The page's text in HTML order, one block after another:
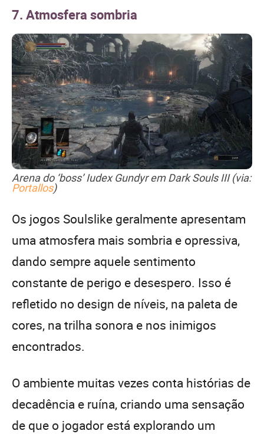
7. Atmosfera sombria
Arena do ‘boss’ Iudex Gundyr em Dark Souls III (via:
Portallos)
Os jogos Soulslike geralmente apresentam
uma atmosfera mais sombria e opressiva,
dando sempre aquele sentimento
constante de perigo e desespero. Isso é
refletido no design de níveis, na paleta de
cores, na trilha sonora e nos inimigos
encontrados.
O ambiente muitas vezes conta histórias de
decadência e ruína, criando uma sensação
de que o jogador está explorando um